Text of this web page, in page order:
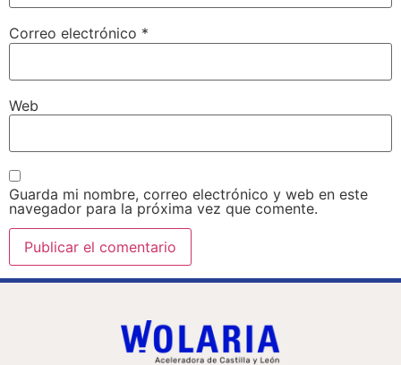
Correo electrónico *
Web
Guarda mi nombre, correo electrónico y web en este
navegador para la próxima vez que comente.